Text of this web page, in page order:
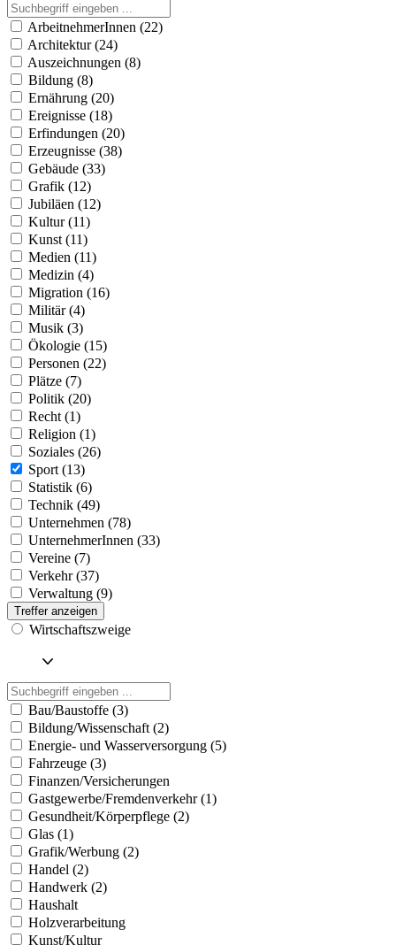
ArbeitnehmerInnen (22)
Architektur (24)
Auszeichnungen (8)
Bildung (8)
Ernährung (20)
Ereignisse (18)
Erfindungen (20)
Erzeugnisse (38)
Gebäude (33)
Grafik (12)
Jubiläen (12)
Kultur (11)
Kunst (11)
Medien (11)
Medizin (4)
Migration (16)
Militär (4)
Musik (3)
Ökologie (15)
Personen (22)
Plätze (7)
Politik (20)
Recht (1)
Religion (1)
Soziales (26)
Sport (13)
Statistik (6)
Technik (49)
Unternehmen (78)
UnternehmerInnen (33)
Vereine (7)
Verkehr (37)
Verwaltung (9)
Treffer anzeigen
Wirtschaftszweige
Bau/Baustoffe (3)
Bildung/Wissenschaft (2)
Energie- und Wasserversorgung (5)
Fahrzeuge (3)
Finanzen/Versicherungen
Gastgewerbe/Fremdenverkehr (1)
Gesundheit/Körperpflege (2)
Glas (1)
Grafik/Werbung (2)
Handel (2)
Handwerk (2)
Haushalt
Holzverarbeitung
Kunst/Kultur